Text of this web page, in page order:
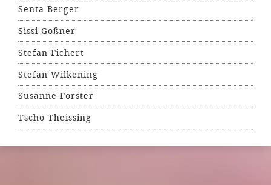
Senta Berger
Sissi Goßner
Stefan Fichert
Stefan Wilkening
Susanne Forster
Tscho Theissing